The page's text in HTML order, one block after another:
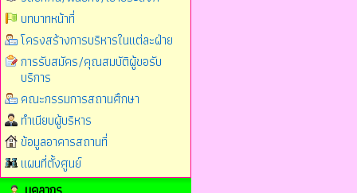
บทบาทหน้าที่
โครงสร้างการบริหารในแต่ละฝ่าย
การรับสมัคร/คุณสมบัติผู้ขอรับ
บริการ
คณะกรรมการสถานศึกษา
ทำเนียบผู้บริหาร
ข้อมูลอาคารสถานที่
แผนที่ตั้งศูนย์